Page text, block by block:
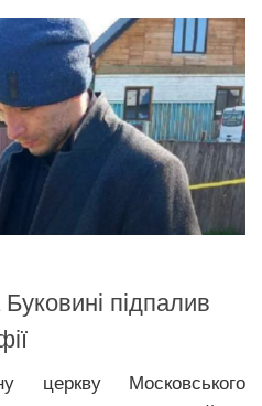
підпалив
церкву Московського